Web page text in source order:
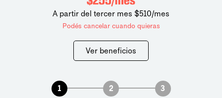
A partir del tercer mes $510/mes
Podés cancelar cuando quieras
Ver beneficios
1 2 3